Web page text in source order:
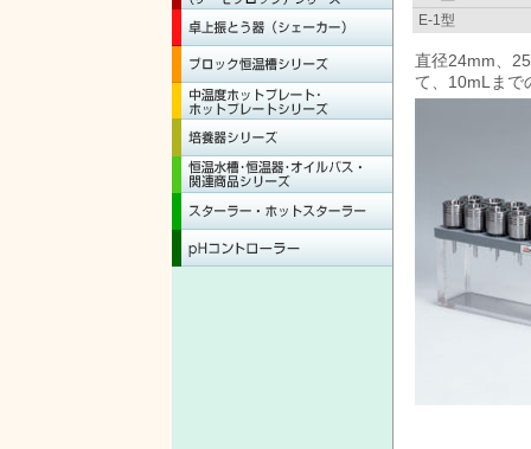
E-1型
直径24mm、
て、10mLまで